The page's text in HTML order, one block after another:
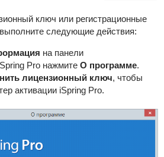
ключ или регистрационные
следующие действия:
на панели
Proнажмите О программе.
лицензионный ключ, чтобы
активации iSpring Pro.